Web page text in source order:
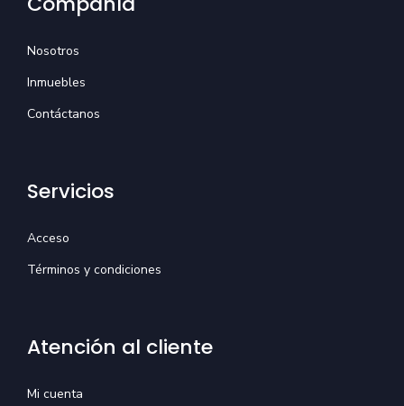
Nosotros
Inmuebles
Contáctanos
Servicios
Acceso
Términos y condiciones
Atención al cliente
Mi cuenta